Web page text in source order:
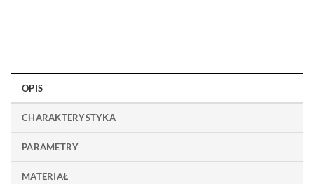
OPIS
CHARAKTERYSTYKA
PARAMETRY
MATERIAŁ